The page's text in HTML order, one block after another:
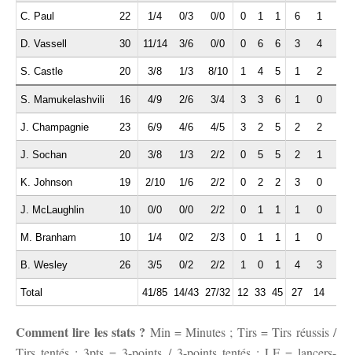
C. Paul 22 1/4 0/3 0/0 0 1 1 6 1
D. Vassell 30 11/14 3/6 0/0 0 6 6 3 4
S. Castle 20 3/8 1/3 8/10 1 4 5 1 2
S. Mamukelashvili 16 4/9 2/6 3/4 3 3 6 1 0
J. Champagnie 23 6/9 4/6 4/5 3 2 5 2 2
J. Sochan 20 3/8 1/3 2/2 0 5 5 2 1
K. Johnson 19 2/10 1/6 2/2 0 2 2 3 0
J. McLaughlin 10 0/0 0/0 2/2 0 1 1 1 0
M. Branham 10 1/4 0/2 2/3 0 1 1 1 0
B. Wesley 26 3/5 0/2 2/2 1 0 1 4 3
Total 41/85 14/43 27/32 12 33 45 27 14
Comment lire les stats ? Min = Minutes ; Tirs = Tirs réussis /